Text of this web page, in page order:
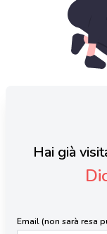
Hai già
Email (non sarà resa